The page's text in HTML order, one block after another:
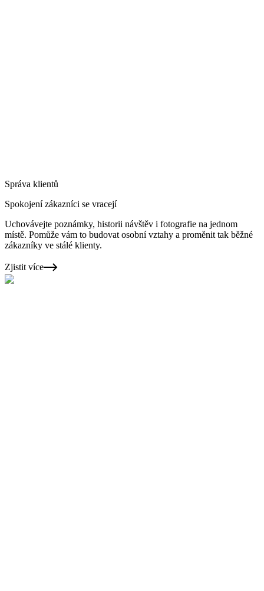
Správa klientů
Spokojení zákazníci se vracejí
Uchovávejte poznámky, historii návštěv i fotografie na jednom
místě. Pomůže vám to budovat osobní vztahy a proměnit tak běžné
zákazníky ve stálé klienty.
Zjistit více